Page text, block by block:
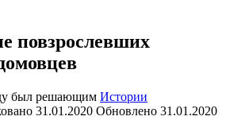
повзрослевших
Истории
31.01.2020 Обновлено 31.01.2020